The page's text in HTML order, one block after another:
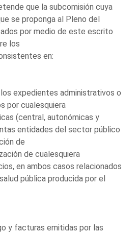
que la subcomisión cuya
se proponga al Pleno del
por medio de este escrito
los
en:
expedientes administrativos o
por cualesquiera
(central, autonómicas y
entidades del sector público
de
de cualesquiera
en ambos casos relacionados
pública producida por el
y facturas emitidas por las